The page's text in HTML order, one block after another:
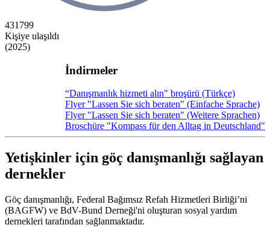
431799
Kişiye ulaşıldı
(2025)
İndirmeler
“Danışmanlık hizmeti alın" broşürü (Türkçe)
Flyer "Lassen Sie sich beraten" (Einfache Sprache)
Flyer "Lassen Sie sich beraten" (Weitere Sprachen)
Broschüre "Kompass für den Alltag in Deutschland"
Yetişkinler için göç danışmanlığı sağlayan
dernekler
Göç danışmanlığı, Federal Bağımsız Refah Hizmetleri Birliği’ni
(BAGFW) ve BdV-Bund Derneği'ni oluşturan sosyal yardım
dernekleri tarafından sağlanmaktadır.